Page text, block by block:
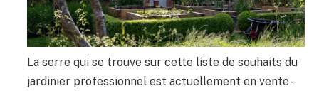
La serre qui se trouve sur cette liste de souhaits du
jardinier professionnel est actuellement en vente –